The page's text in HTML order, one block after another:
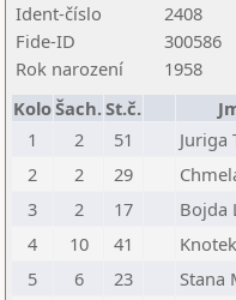
Ident-číslo
2408
Fide-ID
300586
Rok narození
1958
KoloŠach.St.č.
1
2 51 Juriga
2
2 29
3
2 17 Bojda
4
10 41
5
6 23 Stana